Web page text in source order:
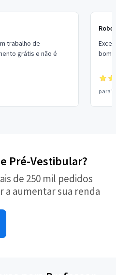
trabalho de
grátis e não é
bom
para
Pré-Vestibular?
de 250 mil pedidos
a aumentar sua renda